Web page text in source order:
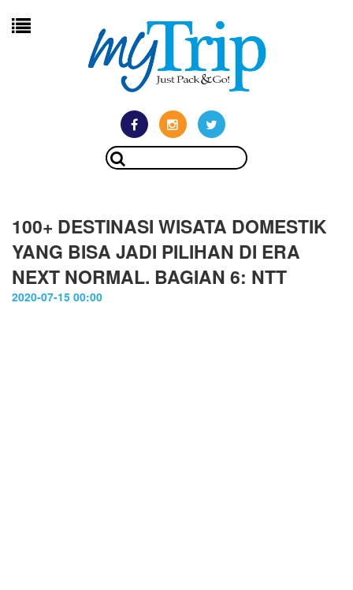
100+ DESTINASI WISATA DOMESTIK
YANG BISA JADI PILIHAN DI ERA
NEXT NORMAL. BAGIAN 6: NTT
2020-07-15 00:00